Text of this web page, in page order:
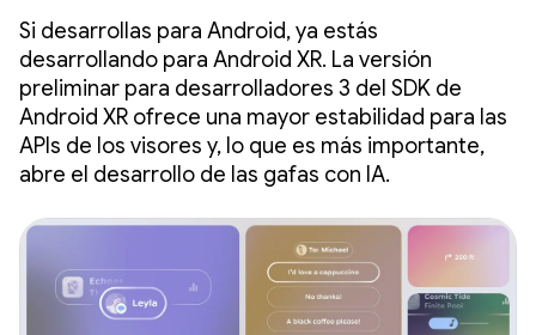
Si desarrollas para Android, ya estás
desarrollando para Android XR. La versión
preliminar para desarrolladores 3 del SDK de
Android XR ofrece una mayor estabilidad para las
APIs de los visores y, lo que es más importante,
abre el desarrollo de las gafas con IA.